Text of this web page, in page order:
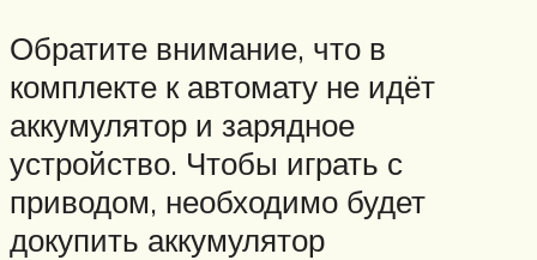
Обратите внимание, что в
комплекте к автомату не идёт
аккумулятор и зарядное
устройство. Чтобы играть с
приводом, необходимо будет
докупить аккумулятор